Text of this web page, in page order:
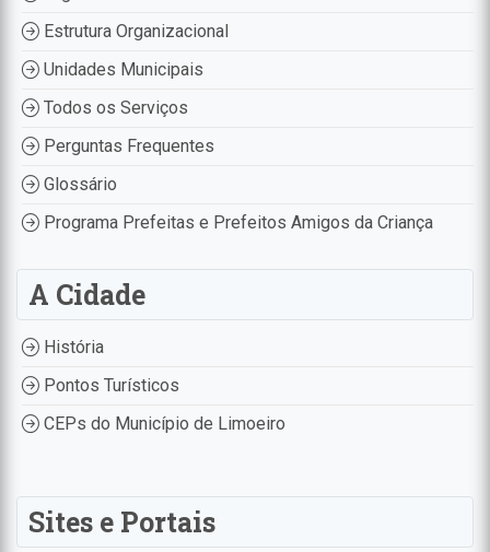
Estrutura Organizacional
Unidades Municipais
Todos os Serviços
Perguntas Frequentes
Glossário
Programa Prefeitas e Prefeitos Amigos da Criança
A Cidade
História
Pontos Turísticos
CEPs do Município de Limoeiro
Sites e Portais